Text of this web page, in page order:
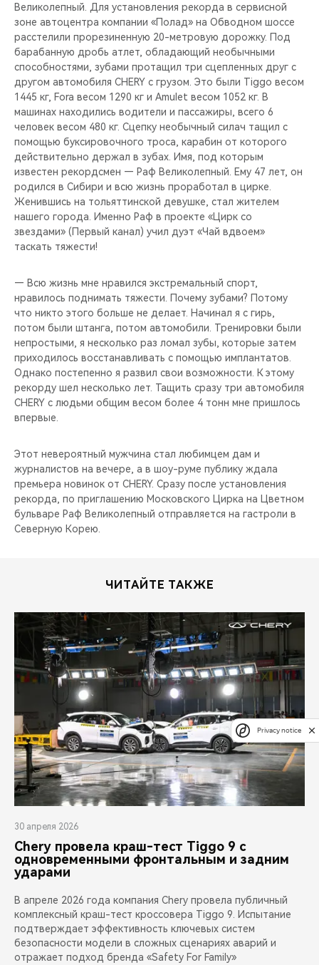
Великолепный. Для установления рекорда в сервисной
зоне автоцентра компании «Полад» на Обводном шоссе
расстелили прорезиненную 20-метровую дорожку. Под
барабанную дробь атлет, обладающий необычными
способностями, зубами протащил три сцепленных друг с
другом автомобиля CHERY с грузом. Это были Tiggo весом
1445 кг, Fora весом 1290 кг и Amulet весом 1052 кг. В
машинах находились водители и пассажиры, всего 6
человек весом 480 кг. Сцепку необычный силач тащил с
помощью буксировочного троса, карабин от которого
действительно держал в зубах. Имя, под которым
известен рекордсмен — Раф Великолепный. Ему 47 лет, он
родился в Сибири и всю жизнь проработал в цирке.
Женившись на тольяттинской девушке, стал жителем
нашего города. Именно Раф в проекте «Цирк со
звездами» (Первый канал) учил дуэт «Чай вдвоем»
таскать тяжести!
— Всю жизнь мне нравился экстремальный спорт,
нравилось поднимать тяжести. Почему зубами? Потому
что никто этого больше не делает. Начинал я с гирь,
потом были штанга, потом автомобили. Тренировки были
непростыми, я несколько раз ломал зубы, которые затем
приходилось восстанавливать с помощью имплантатов.
Однако постепенно я развил свои возможности. К этому
рекорду шел несколько лет. Тащить сразу три автомобиля
CHERY с людьми общим весом более 4 тонн мне пришлось
впервые.
Этот невероятный мужчина стал любимцем дам и
журналистов на вечере, а в шоу-руме публику ждала
премьера новинок от CHERY. Сразу после установления
рекорда, по приглашению Московского Цирка на Цветном
бульваре Раф Великолепный отправляется на гастроли в
Северную Корею.
ЧИТАЙТЕ ТАКЖЕ
30 апреля 2026
Chery провела краш-тест Tiggo 9 с
одновременными фронтальным и задним
ударами
В апреле 2026 года компания Chery провела публичный
комплексный краш-тест кроссовера Tiggo 9. Испытание
подтверждает эффективность ключевых систем
безопасности модели в сложных сценариях аварий и
отражает подход бренда «Safety For Family»
Privacy notice